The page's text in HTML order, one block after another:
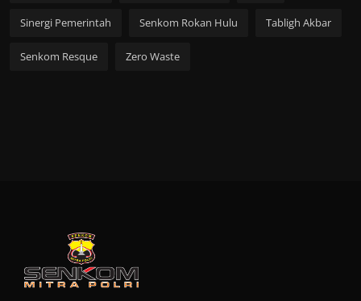
Sinergi Pemerintah Senkom Rokan Hulu Tabligh Akbar
Senkom Resque Zero Waste